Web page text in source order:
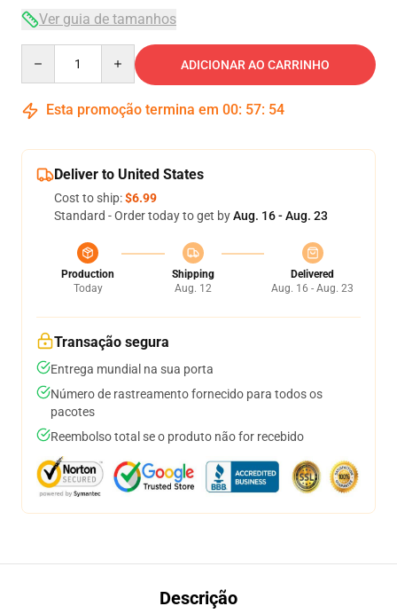
Ver guia de tamanhos
ADICIONAR AO CARRINHO
Esta promoção termina em 00: 57: 54
Deliver to United States
Cost to ship:$6.99
Standard - Order today to get byAug. 16 - Aug. 23
Production
Today
Shipping
Aug. 12
Delivered
Aug. 16 - Aug. 23
Transação segura
Entrega mundial na sua porta
Número de rastreamento fornecido para todos os
pacotes
Reembolso total se o produto não for recebido
Descrição